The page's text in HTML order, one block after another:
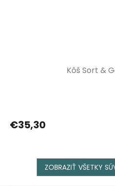
Kôš Sort &
€35,30
ZOBRAZIŤ VŠETKY